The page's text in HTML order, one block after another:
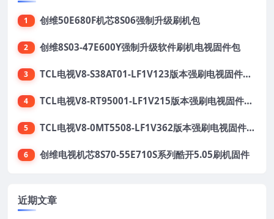
1 创维50E680F机芯8S06强制升级刷机包
2 创维8S03-47E600Y强制升级软件刷机电视固件包
3 TCL电视V8-S38AT01-LF1V123版本强刷电视固件包下载
4 TCL电视V8-RT95001-LF1V215版本强刷电视固件包下载
5 TCL电视V8-0MT5508-LF1V362版本强刷电视固件包下载
6 创维电视机芯8S70-55E710S系列酷开5.05刷机固件
近期文章